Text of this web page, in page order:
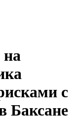
на
с
Баксане